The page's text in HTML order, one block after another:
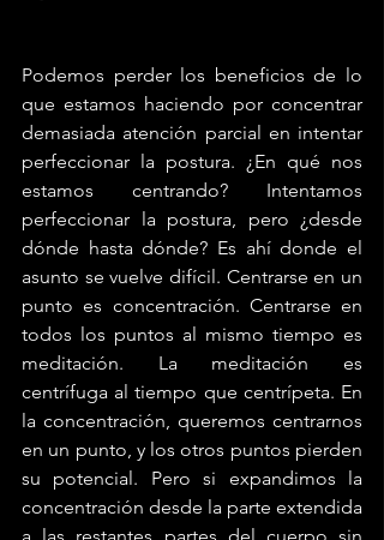
Podemos perder los beneficios de lo
que estamos haciendo por concentrar
demasiada atención parcial en intentar
perfeccionar la postura. ¿En qué nos
estamos centrando? Intentamos
perfeccionar la postura, pero ¿desde
dónde hasta dónde? Es ahí donde el
asunto se vuelve difícil. Centrarse en un
punto es concentración. Centrarse en
todos los puntos al mismo tiempo es
meditación. La meditación es
centrífuga al tiempo que centrípeta. En
la concentración, queremos centrarnos
en un punto, y los otros puntos pierden
su potencial. Pero si expandimos la
concentración desde la parte extendida